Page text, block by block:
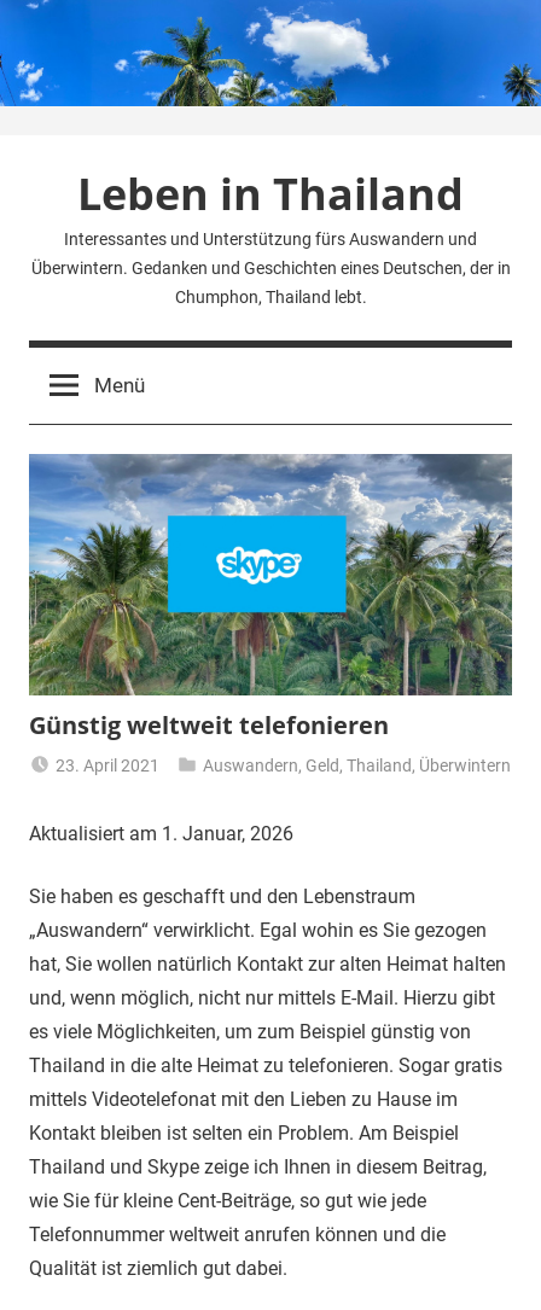
Zum
Inhalt
springen
Leben in Thailand
Interessantes und Unterstützung fürs Auswandern und
Überwintern. Gedanken und Geschichten eines Deutschen, der in
Chumphon, Thailand lebt.
Menü
Günstig weltweit telefonieren
23. April 2021
Auswandern, Geld,Thailand, Überwintern
Aktualisiert am 1. Januar, 2026
Sie haben es geschafft und den Lebenstraum
„Auswandern“ verwirklicht. Egal wohin es Sie gezogen
hat, Sie wollen natürlich Kontakt zur alten Heimat halten
und, wenn möglich, nicht nur mittels E-Mail. Hierzu gibt
es viele Möglichkeiten, um zum Beispiel günstig von
Thailand in die alte Heimat zu telefonieren. Sogar gratis
mittels Videotelefonat mit den Lieben zu Hause im
Kontakt bleiben ist selten ein Problem. Am Beispiel
Thailand und Skype zeige ich Ihnen in diesem Beitrag,
wie Sie für kleine Cent-Beiträge, so gut wie jede
Telefonnummer weltweit anrufen können und die
Qualität ist ziemlich gut dabei.